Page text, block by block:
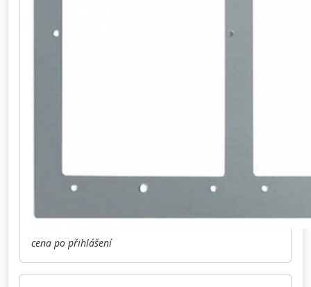
cena po přihlášení